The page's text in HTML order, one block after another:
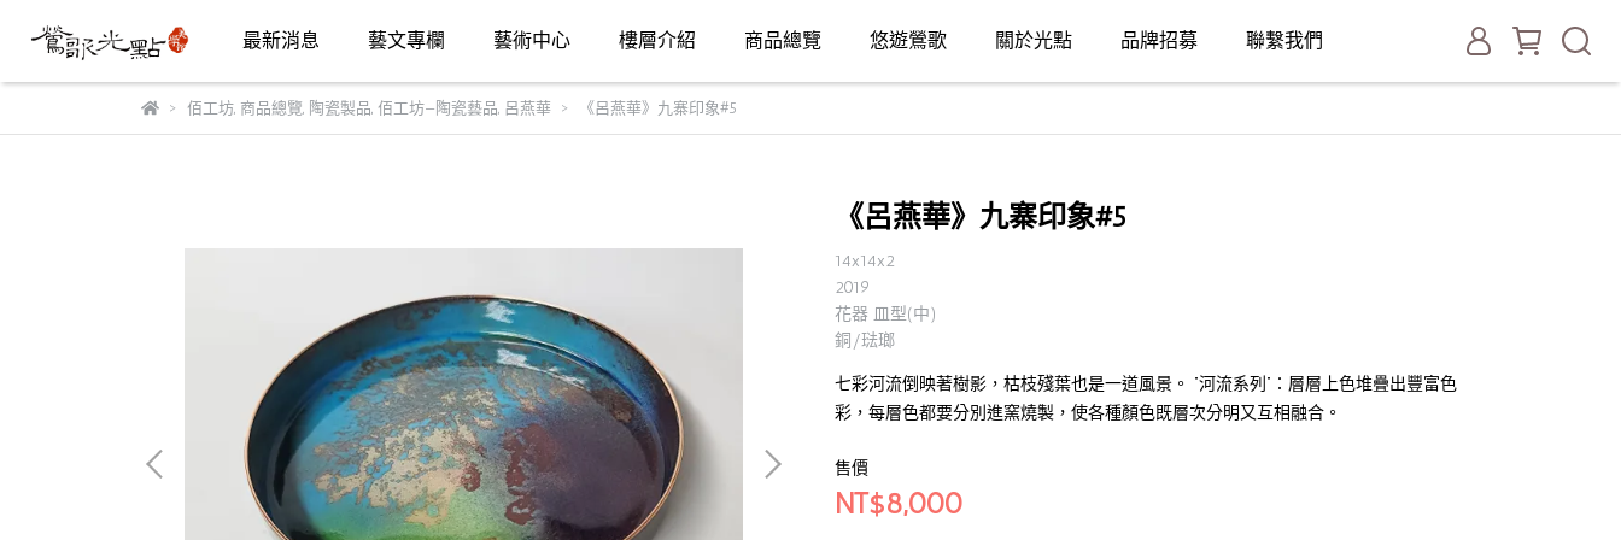
最新消息 藝文專欄 藝術中心 樓層介紹 商品總覽 悠遊鶯歌 關於光點 品牌招募 聯繫我們
佰工坊, 商品總覽, 陶瓷製品, 佰工坊—陶瓷藝品, 呂燕華 《呂燕華》九寨印象#5
《呂燕華》九寨印象#5
14x14x2
2019
花器 皿型(中)
銅/琺瑯
七彩河流倒映著樹影，枯枝殘葉也是一道風景。 ”河流系列”：層層上色堆疊出豐富色
彩，每層色都要分別進窯燒製，使各種顏色既層次分明又互相融合。
售價
NT$8,000